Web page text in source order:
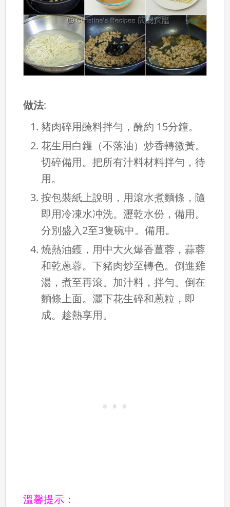
做法:
豬肉碎用醃料拌勻，醃約 15分鐘。
花生用白鑊（不落油）炒香轉微黃。
切碎備用。把所有汁料材料拌勻，待
用。
按包裝紙上說明，用滾水煮麵條，隨
即用冷凍水冲洗。瀝乾水份，備用。
分別盛入2至3隻碗中。備用。
燒熱油鑊，用中大火爆香薑蓉，蒜蓉
和乾蔥蓉。下豬肉炒至轉色。倒進雞
湯，煮至再滾。加汁料，拌勻。倒在
麵條上面。灑下花生碎和蔥粒，即
成。趁熱享用。
溫馨提示：